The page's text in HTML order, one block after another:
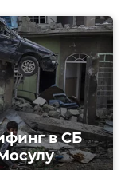
в СБ